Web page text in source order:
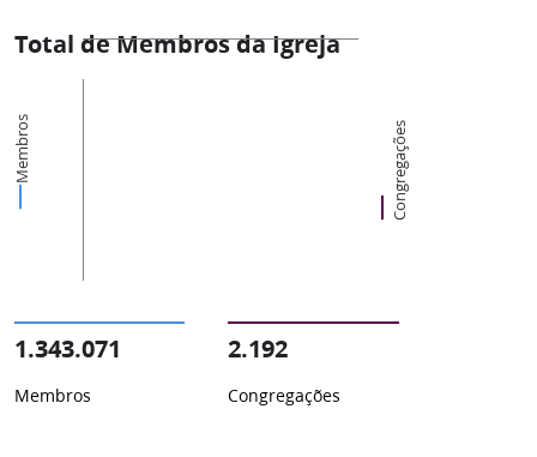
Total de Membros da Igreja
Membros Congregações
1.343.071
Membros
2.192
Congregações